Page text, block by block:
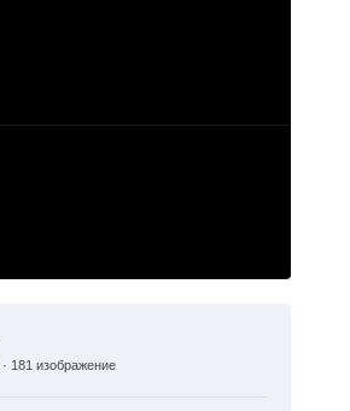
· 181 изображение